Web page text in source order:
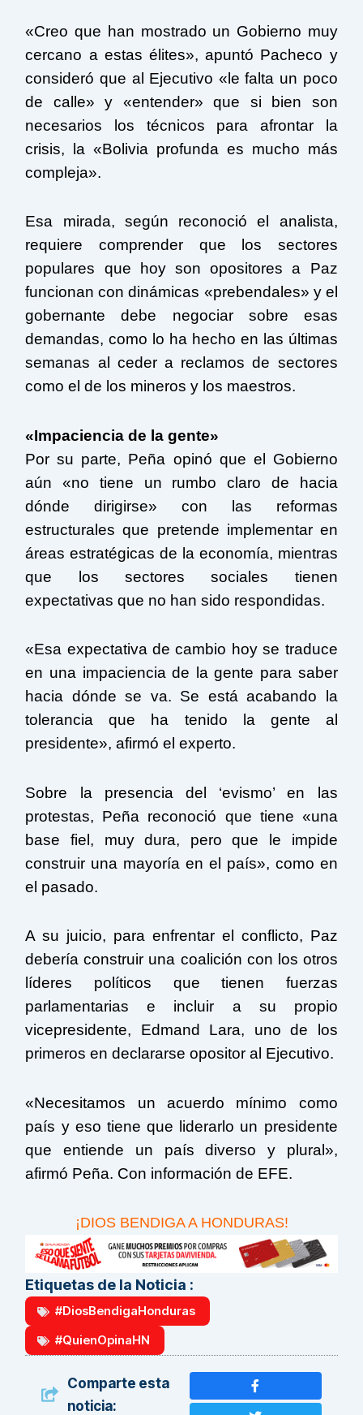
«Creo que han mostrado un Gobierno muy
cercano a estas élites», apuntó Pacheco y
consideró que al Ejecutivo «le falta un poco
de calle» y «entender» que si bien son
necesarios los técnicos para afrontar la
crisis, la «Bolivia profunda es mucho más
compleja».
Esa mirada, según reconoció el analista,
requiere comprender que los sectores
populares que hoy son opositores a Paz
funcionan con dinámicas «prebendales» y el
gobernante debe negociar sobre esas
demandas, como lo ha hecho en las últimas
semanas al ceder a reclamos de sectores
como el de los mineros y los maestros.
«Impaciencia de la gente»
Por su parte, Peña opinó que el Gobierno
aún «no tiene un rumbo claro de hacia
dónde dirigirse» con las reformas
estructurales que pretende implementar en
áreas estratégicas de la economía, mientras
que los sectores sociales tienen
expectativas que no han sido respondidas.
«Esa expectativa de cambio hoy se traduce
en una impaciencia de la gente para saber
hacia dónde se va. Se está acabando la
tolerancia que ha tenido la gente al
presidente», afirmó el experto.
Sobre la presencia del ‘evismo’ en las
protestas, Peña reconoció que tiene «una
base fiel, muy dura, pero que le impide
construir una mayoría en el país», como en
el pasado.
A su juicio, para enfrentar el conflicto, Paz
debería construir una coalición con los otros
líderes políticos que tienen fuerzas
parlamentarias e incluir a su propio
vicepresidente, Edmand Lara, uno de los
primeros en declararse opositor al Ejecutivo.
«Necesitamos un acuerdo mínimo como
país y eso tiene que liderarlo un presidente
que entiende un país diverso y plural»,
afirmó Peña. Con información de EFE.
¡DIOS BENDIGA A HONDURAS!
Etiquetas de la Noticia :
#DiosBendigaHonduras
#QuienOpinaHN
Comparte esta
noticia: